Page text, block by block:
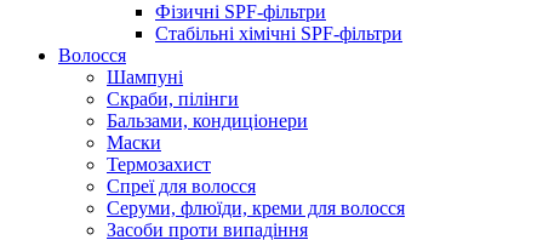
Фізичні SPF-фільтри
Стабільні хімічні SPF-фільтри
Волосся
Шампуні
Скраби, пілінги
Бальзами, кондиціонери
Маски
Термозахист
Спреї для волосся
Серуми, флюїди, креми для волосся
Засоби проти випадіння